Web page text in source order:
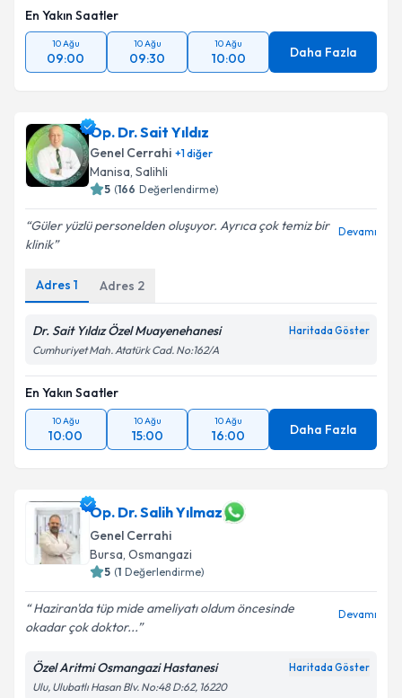
En Yakın Saatler
10 Ağu
09:00
10 Ağu
09:30
10 Ağu
10:00 Daha Fazla
Op. Dr. Sait Yıldız
Genel Cerrahi +1diğer
Manisa, Salihli
5 (166 Değerlendirme)
Güler yüzlü personelden oluşuyor. Ayrıca çok temiz bir
klinik
Devamı
Adres 1 Adres 2
Dr. Sait Yıldız Özel Muayenehanesi Haritada Göster
Cumhuriyet Mah. Atatürk Cad. No:162/A
En Yakın Saatler
10 Ağu
10:00
10 Ağu
15:00
10 Ağu
16:00 Daha Fazla
Op. Dr. Salih Yılmaz
Genel Cerrahi
Bursa, Osmangazi
5 (1 Değerlendirme)
Haziran'da tüp mide ameliyatı oldum öncesinde
okadar çok doktor...
Devamı
Özel Aritmi Osmangazi Hastanesi Haritada Göster
Ulu, Ulubatlı Hasan Blv. No:48 D:62, 16220